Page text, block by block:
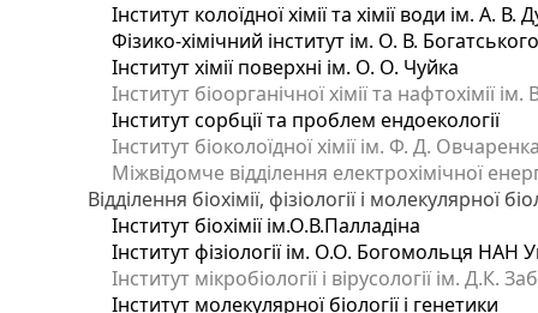
Інститут колоїдної хімії та хімії води ім. А.
Фізико-хімічний інститут ім. О. В.
Інститут хімії поверхні ім. О. О. Чуйка
Інститут біоорганічної хімії та нафтохімії
Інститут сорбції та проблем ендоекології
Інститут біоколоїдної хімії ім. Ф. Д.
Міжвідомче відділення електрохімічної
Відділення біохімії, фізіології і молекулярної
Інститут біохімії ім.О.В.Палладіна
Інститут фізіології ім. О.О. Богомольця НАН
Інститут мікробіології і вірусології ім. Д.К.
Інститут молекулярної біології і генетики